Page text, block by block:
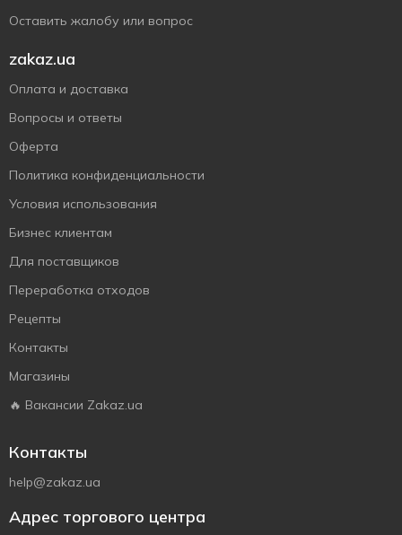
Оставить жалобу или вопрос
zakaz.ua
Оплата и доставка
Вопросы и ответы
Оферта
Политика конфиденциальности
Условия использования
Бизнес клиентам
Для поставщиков
Переработка отходов
Рецепты
Контакты
Магазины
🔥 Вакансии Zakaz.ua
Контакты
help@zakaz.ua
Адрес торгового центра